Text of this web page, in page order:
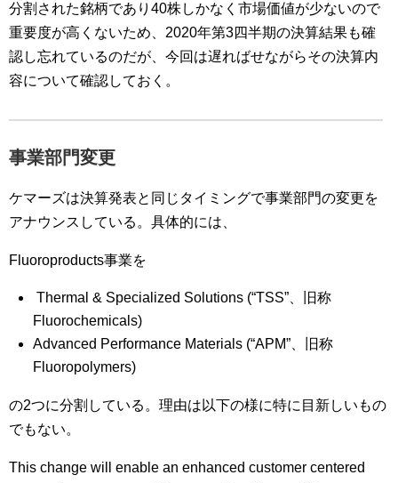
分割された銘柄であり40株しかなく市場価値が少ないので
重要度が高くないため、2020年第3四半期の決算結果も確
認し忘れているのだが、今回は遅ればせながらその決算内
容について確認しておく。
事業部門変更
ケマーズは決算発表と同じタイミングで事業部門の変更を
アナウンスしている。具体的には、
Fluoroproducts事業を
Thermal & Specialized Solutions (“TSS”、旧称
Fluorochemicals)
Advanced Performance Materials (“APM”、旧称
Fluoropolymers)
の2つに分割している。理由は以下の様に特に目新しいもの
でもない。
This change will enable an enhanced customer centered